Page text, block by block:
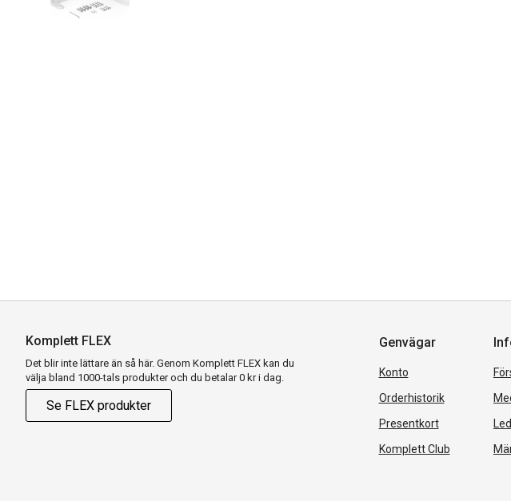
Komplett FLEX
Det blir inte lättare än så här. Genom Komplett FLEX kan du
välja bland 1000-tals produkter och du betalar 0 kr i dag.
Se FLEX produkter
Genvägar
Konto
Orderhistorik
Presentkort
Komplett Club